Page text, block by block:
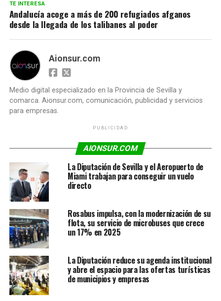
TE INTERESA
Andalucía acoge a más de 200 refugiados afganos
desde la llegada de los talibanes al poder
Aionsur.com
Medio digital especializado en la Provincia de Sevilla y
comarca. Aionsur.com, comunicación, publicidad y servicios
para empresas.
PUBLICIDAD
AIONSUR.COM
La Diputación de Sevilla y el Aeropuerto de
Miami trabajan para conseguir un vuelo
directo
Rosabus impulsa, con la modernización de su
flota, su servicio de microbuses que crece
un 17% en 2025
La Diputación reduce su agenda institucional
y abre el espacio para las ofertas turísticas
de municipios y empresas